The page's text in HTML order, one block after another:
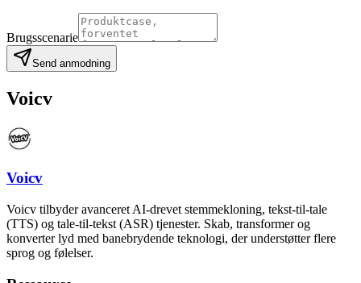
Brugsscenarie
Send anmodning
Voicv
Voicv
Voicv tilbyder avanceret AI-drevet stemmekloning, tekst-til-tale
(TTS) og tale-til-tekst (ASR) tjenester. Skab, transformer og
konverter lyd med banebrydende teknologi, der understøtter flere
sprog og følelser.